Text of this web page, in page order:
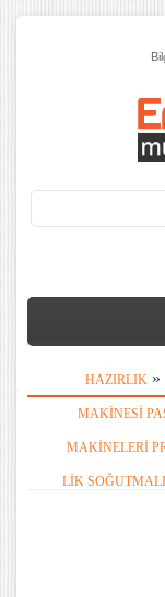
HAZIRLIK »
MAKINESI
MAKINELERI
LIK